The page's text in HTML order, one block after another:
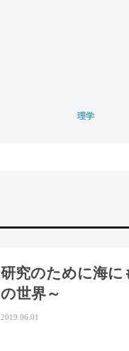
理学
研究のために海
の世界～
2019.06.01